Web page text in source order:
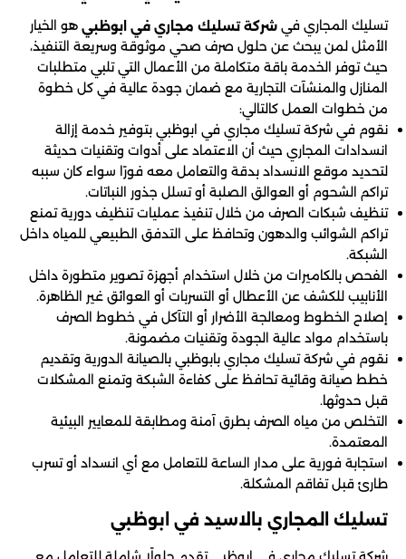
تسليك المجاري في شركة تسليك مجاري في ابوظبي هو الخيار
الأمثل لمن يبحث عن حلول صرف صحي موثوقة وسريعة التنفيذ،
حيث توفر الخدمة باقة متكاملة من الأعمال التي تلبي متطلبات
المنازل والمنشآت التجارية مع ضمان جودة عالية في كل خطوة
من خطوات العمل كالتالي:
نقوم في شركة تسليك مجاري في ابوظبي بتوفير خدمة إزالة
انسدادات المجاري حيث أن الاعتماد على أدوات وتقنيات حديثة
لتحديد موقع الانسداد بدقة والتعامل معه فورًا سواء كان سببه
تراكم الشحوم أو العوالق الصلبة أو تسلل جذور النباتات.
تنظيف شبكات الصرف من خلال تنفيذ عمليات تنظيف دورية تمنع
تراكم الشوائب والدهون وتحافظ على التدفق الطبيعي للمياه داخل
الشبكة.
الفحص بالكاميرات من خلال استخدام أجهزة تصوير متطورة داخل
الأنابيب للكشف عن الأعطال أو التسربات أو العوائق غير الظاهرة.
إصلاح الخطوط ومعالجة الأضرار أو التآكل في خطوط الصرف
باستخدام مواد عالية الجودة وتقنيات مضمونة.
نقوم في شركة تسليك مجاري بابوظبي بالصيانة الدورية وتقديم
خطط صيانة وقائية تحافظ على كفاءة الشبكة وتمنع المشكلات
قبل حدوثها.
التخلص من مياه الصرف بطرق آمنة ومطابقة للمعايير البيئية
المعتمدة.
استجابة فورية على مدار الساعة للتعامل مع أي انسداد أو تسرب
طارئ قبل تفاقم المشكلة.
تسليك المجاري بالاسيد في ابوظبي